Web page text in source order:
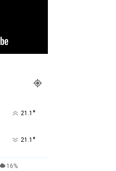
21.1 °
21.1 °
16%